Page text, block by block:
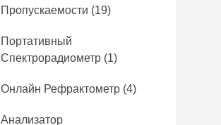
Пропускаемости (19)
Портативный
Спектрорадиометр (1)
Онлайн Рефрактометр (4)
Анализатор